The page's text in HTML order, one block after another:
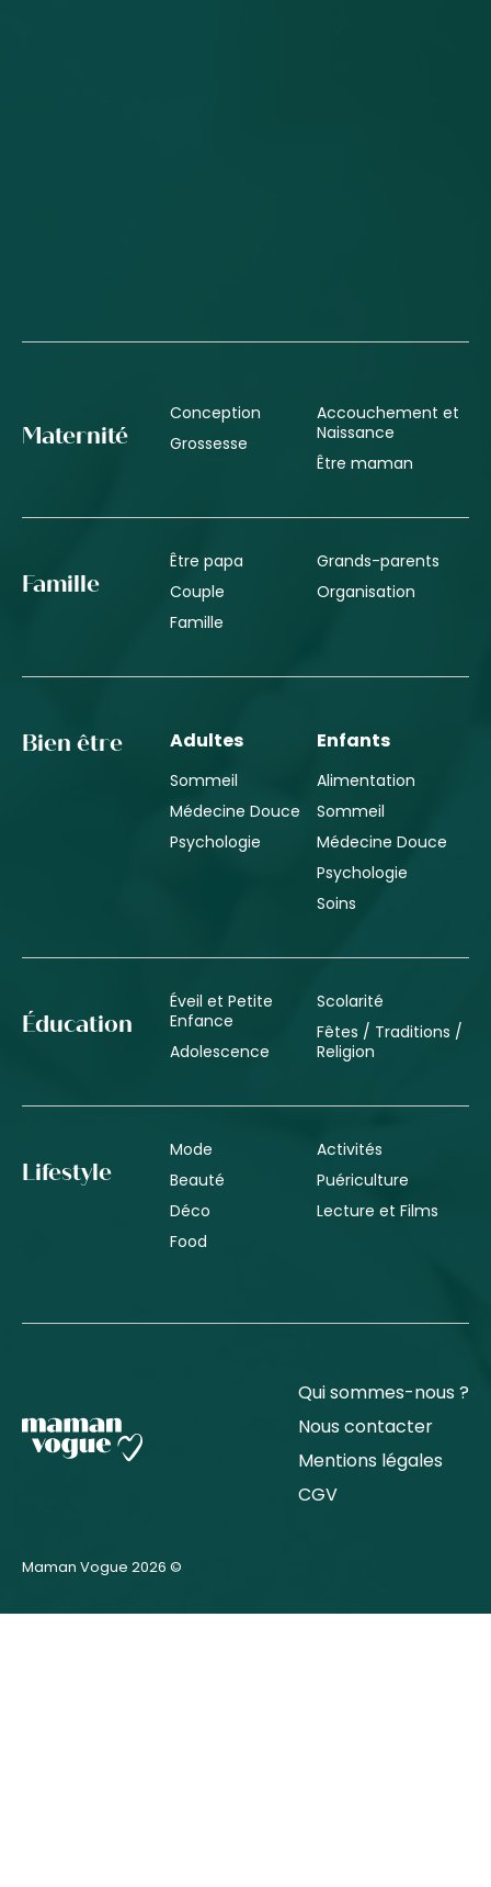
Maternité
Conception
Grossesse
Accouchement et
Naissance
Être maman
Famille
Être papa
Couple
Famille
Grands-parents
Organisation
Bien être Adultes
Sommeil
Médecine Douce
Psychologie
Enfants
Alimentation
Sommeil
Médecine Douce
Psychologie
Soins
Éducation
Éveil et Petite
Enfance
Adolescence
Scolarité
Fêtes / Traditions /
Religion
Lifestyle
Mode
Beauté
Déco
Food
Activités
Puériculture
Lecture et Films
Qui sommes-nous ?
Nous contacter
Mentions légales
CGV
Maman Vogue 2026 ©